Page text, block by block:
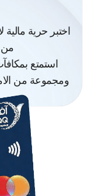
اختبر حرية مالية لا
من
استمتع
ومجموعة من